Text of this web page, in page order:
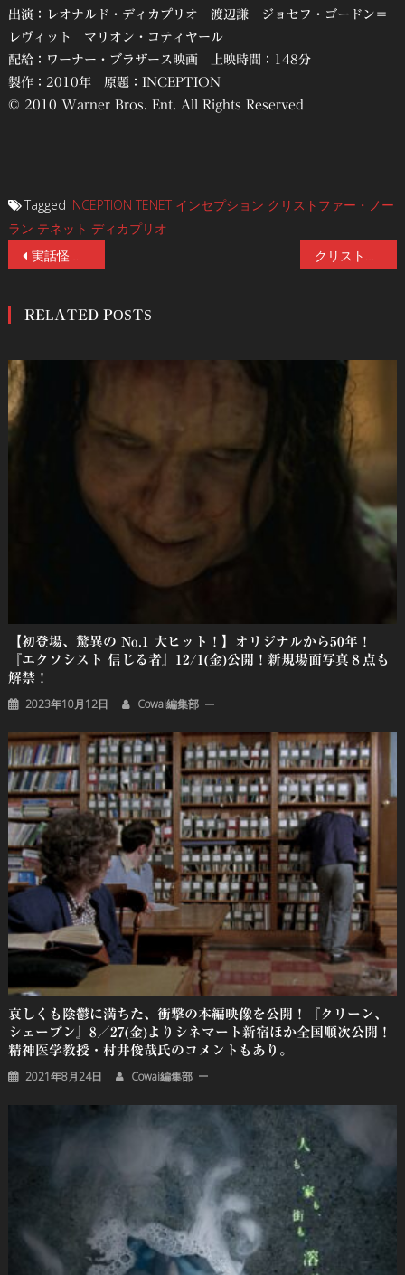
出演：レオナルド・ディカプリオ 渡辺謙 ジョセフ・ゴードン＝
レヴィット マリオン・コティヤール
配給：ワーナー・ブラザース映画 上映時間：148分
製作：2010年 原題：INCEPTION
© 2010 Warner Bros. Ent. All Rights Reserved
Tagged INCEPTION TENET インセプション クリストファー・ノー
ラン テネット ディカプリオ
投
ナ
ビ
ゲ
ー
実話怪談 一番怖いのは現場 ／第二話「恐ろしい映画」 クリストファー・ノーラン監督最新作『TENET テネット』、世界各国で解禁されたアクションビジュアル全12種一挙公開！主人公は名もなき男！謎に包まれたキャラクター情報が明らかに！
RELATED POSTS
【初登場、驚異の No.1 大ヒット！】オリジナルから50年！
『エクソシスト 信じる者』12/1(金)公開！新規場面写真８点も
解禁！
2023年10月12日 Cowai編集部
哀しくも陰鬱に満ちた、衝撃の本編映像を公開！『クリーン、
シェーブン』8／27(金)よりシネマート新宿ほか全国順次公開！
精神医学教授・村井俊哉氏のコメントもあり。
2021年8月24日 Cowai編集部